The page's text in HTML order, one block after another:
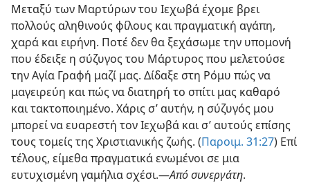
Μεταξύ των Μαρτύρων του Ιεχωβά έχομε βρει
πολλούς αληθινούς φίλους και πραγματική αγάπη,
χαρά και ειρήνη. Ποτέ δεν θα ξεχάσωμε την υπομονή
που έδειξε η σύζυγος του Μάρτυρος που μελετούσε
την Αγία Γραφή μαζί μας. Δίδαξε στη Ρόμυ πώς να
μαγειρεύη και πώς να διατηρή το σπίτι μας καθαρό
και τακτοποιημένο. Χάρις σ’ αυτήν, η σύζυγός μου
μπορεί να ευαρεστή τον Ιεχωβά και σ’ αυτούς επίσης
τους τομείς της Χριστιανικής ζωής. (Παροιμ. 31:27) Επί
τέλους, είμεθα πραγματικά ενωμένοι σε μια
ευτυχισμένη γαμήλια σχέσι.—Από συνεργάτη.